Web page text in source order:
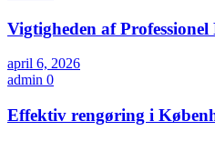
Vigtigheden af
april 6, 2026
admin 0
Effektiv rengøring i